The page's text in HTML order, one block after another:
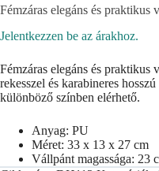
Fémzáras elegáns és praktikus
Jelentkezzen be az árakhoz.
Fémzáras elegáns és praktikus
rekesszel és karabineres
különböző színben elérhető.
Anyag: PU
Méret: 33 x 13 x 27 cm
Vállpánt magassága: 23